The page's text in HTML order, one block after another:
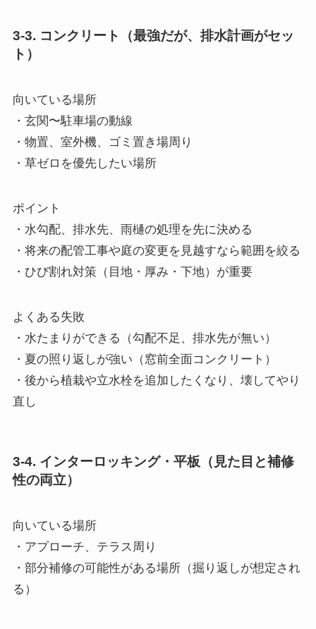
3-3. コンクリート（最強だが、排水計画がセッ
ト）
向いている場所
・玄関〜駐車場の動線
・物置、室外機、ゴミ置き場周り
・草ゼロを優先したい場所
ポイント
・水勾配、排水先、雨樋の処理を先に決める
・将来の配管工事や庭の変更を見越すなら範囲を絞る
・ひび割れ対策（目地・厚み・下地）が重要
よくある失敗
・水たまりができる（勾配不足、排水先が無い）
・夏の照り返しが強い（窓前全面コンクリート）
・後から植栽や立水栓を追加したくなり、壊してやり
直し
3-4. インターロッキング・平板（見た目と補修
性の両立）
向いている場所
・アプローチ、テラス周り
・部分補修の可能性がある場所（掘り返しが想定され
る）